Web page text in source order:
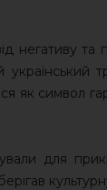
та
як символ
для